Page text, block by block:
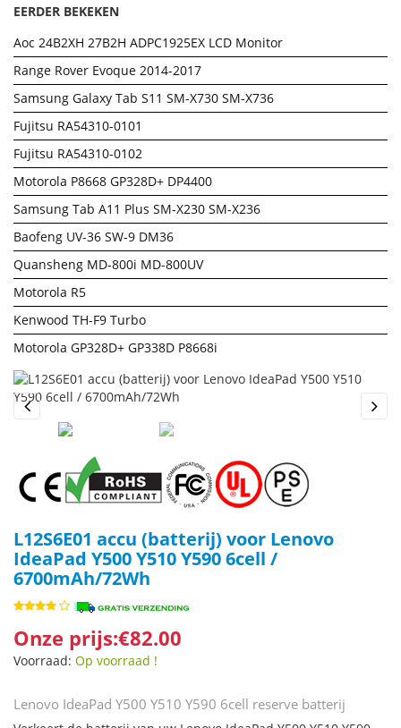
EERDER BEKEKEN
Aoc 24B2XH 27B2H ADPC1925EX LCD Monitor
Range Rover Evoque 2014-2017
Samsung Galaxy Tab S11 SM-X730 SM-X736
Fujitsu RA54310-0101
Fujitsu RA54310-0102
Motorola P8668 GP328D+ DP4400
Samsung Tab A11 Plus SM-X230 SM-X236
Baofeng UV-36 SW-9 DM36
Quansheng MD-800i MD-800UV
Motorola R5
Kenwood TH-F9 Turbo
Motorola GP328D+ GP338D P8668i
Previous
L12S6E01 accu (batterij) voor Lenovo
IdeaPad Y500 Y510 Y590 6cell /
6700mAh/72Wh
Onze prijs:€82.00
Voorraad: Op voorraad !
Lenovo IdeaPad Y500 Y510 Y590 6cell reserve batterij